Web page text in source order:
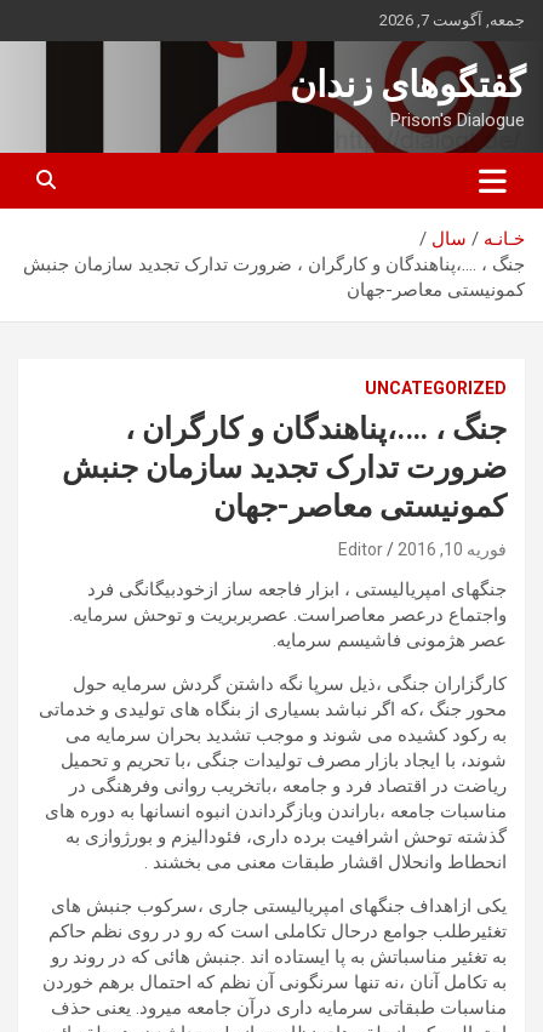
بروید
جمعه, آگوست 7, 2026
گفتگوهای زندان
Prison's Dialogue
خـانـه
سال
جنگ ، ….،پناهندگان و کارگران ، ضرورت تدارک تجدید سازمان جنبش
کمونیستی معاصر-جهان
UNCATEGORIZED
جنگ ، ….،پناهندگان و کارگران ،
ضرورت تدارک تجدید سازمان جنبش
کمونیستی معاصر-جهان
فوریه 10, 2016 Editor
جنگهای امپریالیستی ، ابزار فاجعه ساز ازخودبیگانگی فرد
واجتماع درعصر معاصراست. عصربربریت و توحش سرمایه.
عصر هژمونی فاشیسم سرمایه.
کارگزاران جنگی ،ذیل سرپا نگه داشتن گردش سرمایه حول
محور جنگ ،که اگر نباشد بسیاری از بنگاه های تولیدی و خدماتی
به رکود کشیده می شوند و موجب تشدید بحران سرمایه می
شوند، با ایجاد بازار مصرف تولیدات جنگی ،با تحریم و تحمیل
ریاضت در اقتصاد فرد و جامعه ،باتخریب روانی وفرهنگی در
مناسبات جامعه ،باراندن وبازگرداندن انبوه انسانها به دوره های
گذشته توحش اشرافیت برده داری، فئودالیزم و بورژوازی به
انحطاط وانحلال اقشار طبقات معنی می بخشند .
یکی ازاهداف جنگهای امپریالیستی جاری ،سرکوب جنبش های
تغئیرطلب جوامع درحال تکاملی است که رو در روی نظم حاکم
به تغئیر مناسباتش به پا ایستاده اند .جنبش هائی که در روند رو
به تکامل آنان ،نه تنها سرنگونی آن نظم که احتمال برهم خوردن
مناسبات طبقاتی سرمایه داری درآن جامعه میرود. یعنی حذف